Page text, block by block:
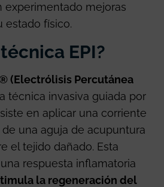
experimentado mejoras
estado físico.
EPI?
® (Electrólisis Percutánea
técnica invasiva guiada por
en aplicar una corriente
una aguja de acupuntura
el tejido dañado. Esta
respuesta inflamatoria
la regeneración del